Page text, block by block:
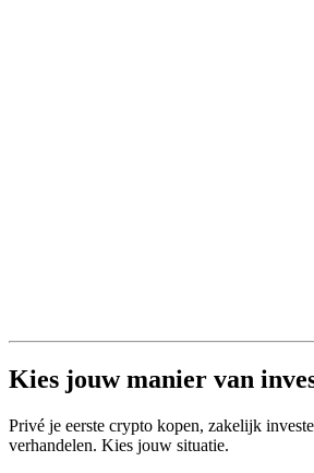
Kies jouw manier van
Privé je eerste crypto kopen, zakelijk
verhandelen. Kies jouw situatie.